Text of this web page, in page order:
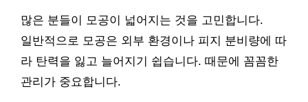
많은 분들이 모공이 넓어지는 것을 고민합니다.
일반적으로 모공은 외부 환경이나 피지 분비량에 따
라 탄력을 잃고 늘어지기 쉽습니다. 때문에 꼼꼼한
관리가 중요합니다.